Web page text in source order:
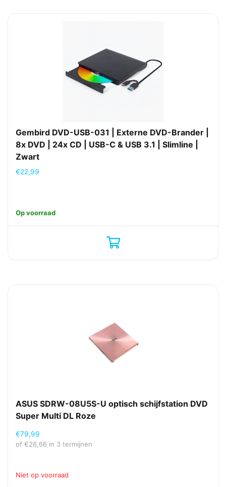
Gembird DVD-USB-031 | Externe DVD-Brander |
8x DVD | 24x CD | USB-C & USB 3.1 | Slimline |
Zwart
€22,99
Op voorraad
ASUS SDRW-08U5S-U optisch schijfstation DVD
Super Multi DL Roze
€79,99
of €26,66 in 3 termijnen
Niet op voorraad